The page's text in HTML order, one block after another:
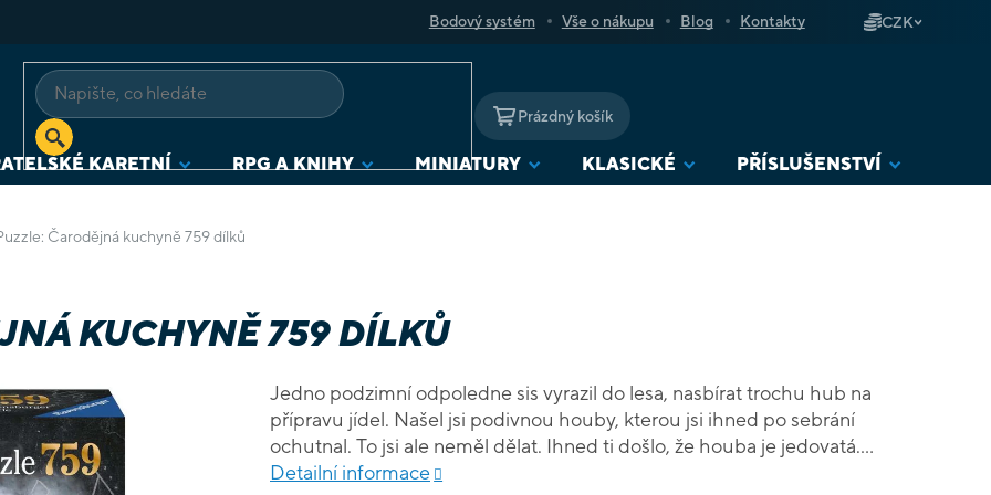
Bodový systém Vše o nákupu Blog Kontakty CZK
NÁKUPNÍ
KOŠÍK
Prázdný košík
KARETNÍ RPG A KNIHY MINIATURY KLASICKÉ PŘÍSLUŠENSTVÍ
Čarodějná kuchyně 759 dílků
KUCHYNĚ 759 DÍLKŮ
Jedno podzimní odpoledne sis vyrazil do lesa, nasbírat trochu hub na
přípravu jídel. Našel jsi podivnou houby, kterou jsi ihned po sebrání
ochutnal. To jsi ale neměl dělat. Ihned ti došlo, že houba je jedovatá.
Náhle se ti zamotala hlava a upadl jsi ke kořenům obrovského stromu.
Detailní informace